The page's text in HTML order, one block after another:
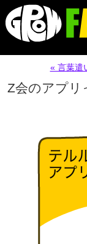
« 言葉遣
Z会のアプリ